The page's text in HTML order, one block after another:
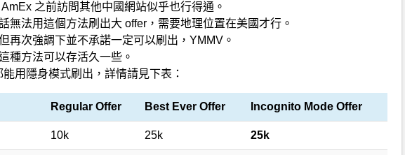
之前訪問其他中國網站似乎也行得通。
無法用這個方法刷出大 offer，需要地理位置在美國才行。
再次強調下並不承諾一定可以刷出，YMMV。
種方法可以存活久一些。
用隱身模式刷出，詳情請見下表：
Regular Offer Best Ever Offer Incognito Mode Offer
10k 25k 25k